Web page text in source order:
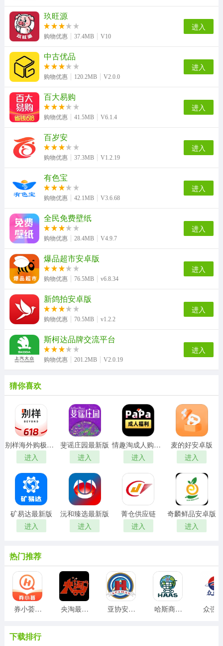
玖旺源
购物优惠 37.4MB V10
进入
中古优品
购物优惠 120.2MB V2.0.0
进入
百大易购
购物优惠 41.5MB V6.1.4
进入
百岁安
购物优惠 37.3MB V1.2.19
进入
有色宝
购物优惠 42.1MB V3.6.68
进入
全民免费壁纸
购物优惠 28.4MB V4.9.7
进入
爆品超市安卓版
购物优惠 76.5MB v6.8.34
进入
新鸽拍安卓版
购物优惠 70.5MB v1.2.2
进入
斯柯达品牌交流平台
购物优惠 201.2MB V2.0.19
进入
猜你喜欢
别样海外购极速版
进入
斐谣庄园最新版
进入
情趣淘成人购物商城最新版
进入
麦的好安卓版
进入
矿易达最新版
进入
沅和臻选最新版
进入
菁仓供应链
进入
奇麟鲜品安卓版
进入
热门推荐
券小荟安卓版 央淘最新版 亚协安卓版 哈斯商城安卓版 众强
下载排行